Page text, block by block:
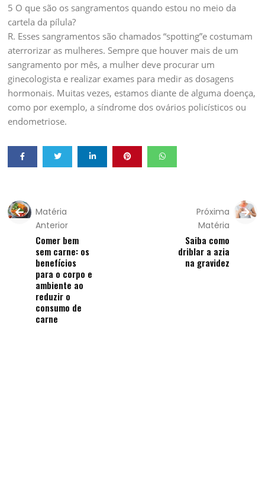
5 O que são os sangramentos quando estou no meio da
cartela da pílula?
R. Esses sangramentos são chamados “spotting”e costumam
aterrorizar as mulheres. Sempre que houver mais de um
sangramento por mês, a mulher deve procurar um
ginecologista e realizar exames para medir as dosagens
hormonais. Muitas vezes, estamos diante de alguma doença,
como por exemplo, a síndrome dos ovários policísticos ou
endometriose.
Matéria
Anterior
Comer bem
sem carne: os
benefícios
para o corpo e
ambiente ao
reduzir o
consumo de
carne
Próxima
Matéria
Saiba como
driblar a azia
na gravidez